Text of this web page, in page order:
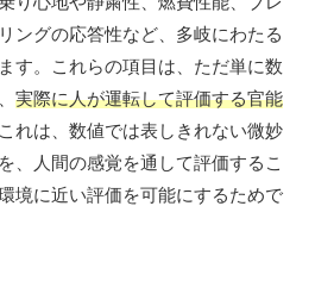
ングの応答性など、多岐にわたる
す。これらの項目は、ただ単に数
実際に人が運転して評価する官能
れは、数値では表しきれない微妙
、人間の感覚を通して評価するこ
境に近い評価を可能にするためで